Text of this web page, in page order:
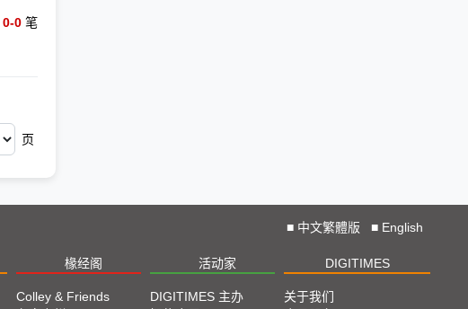
0-0 笔
页
■ 中文繁體版 ■ English
椽经阁 活动家 DIGITIMES
Colley & Friends
DIGITIMES 主办
关于我们